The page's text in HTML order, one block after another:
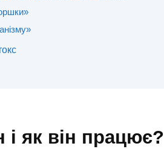
як він працює?